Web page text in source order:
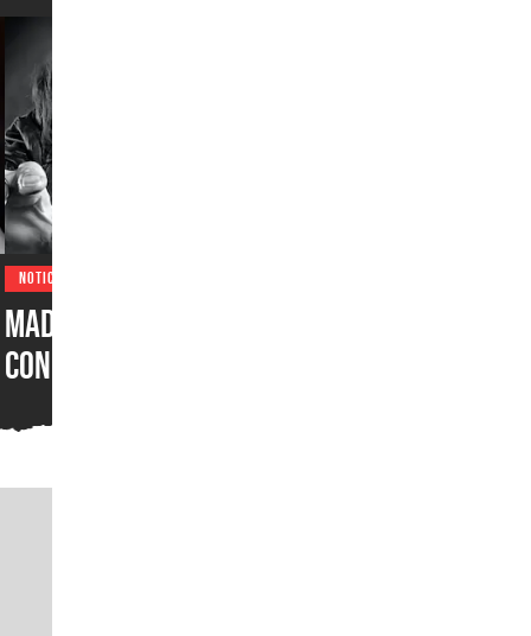
NOTICIAS
Madden NFL 27 sorprende
con soundtrack metalero:
más grupos están en la